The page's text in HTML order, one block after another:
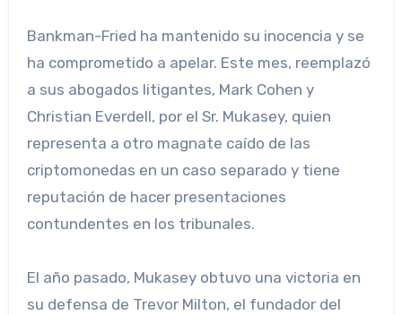
Bankman-Fried ha mantenido su inocencia y se
ha comprometido a apelar. Este mes, reemplazó
a sus abogados litigantes, Mark Cohen y
Christian Everdell, por el Sr. Mukasey, quien
representa a otro magnate caído de las
criptomonedas en un caso separado y tiene
reputación de hacer presentaciones
contundentes en los tribunales.
El año pasado, Mukasey obtuvo una victoria en
su defensa de Trevor Milton, el fundador del